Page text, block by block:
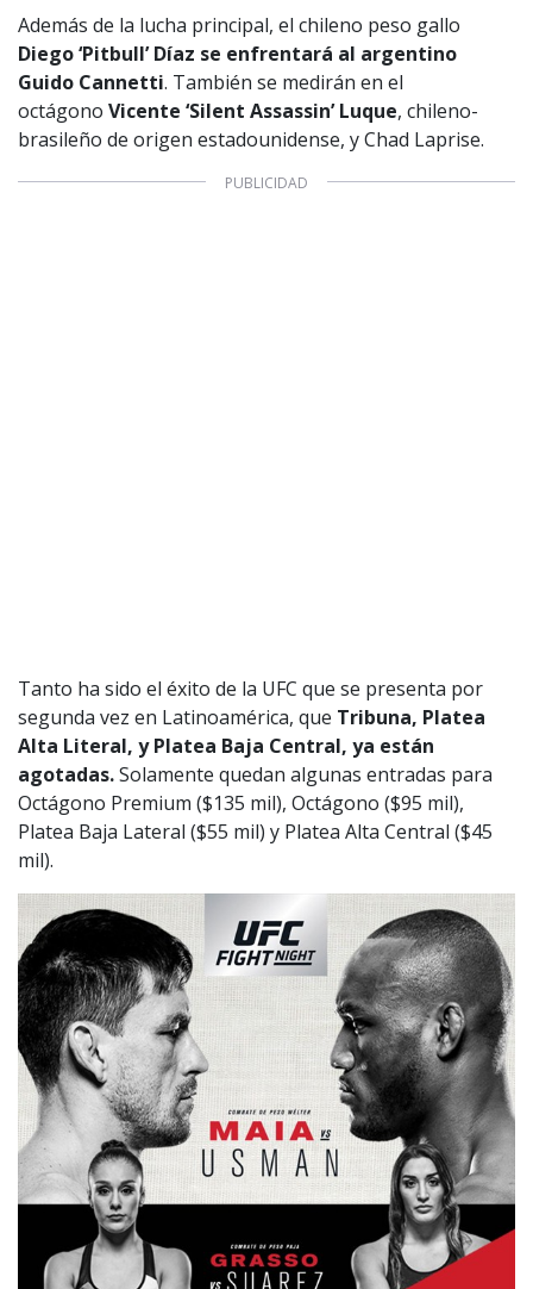
Además de la lucha principal, el chileno peso gallo
Diego ‘Pitbull’ Díaz se enfrentará al argentino
Guido Cannetti. También se medirán en el
octágono Vicente ‘Silent Assassin’ Luque, chileno-
brasileño de origen estadounidense, y Chad Laprise.
Tanto ha sido el éxito de la UFC que se presenta por
segunda vez en Latinoamérica, que Tribuna, Platea
Alta Literal, y Platea Baja Central, ya están
agotadas.Solamente quedan algunas entradas para
Octágono Premium ($135 mil), Octágono ($95 mil),
Platea Baja Lateral ($55 mil) y Platea Alta Central ($45
mil).